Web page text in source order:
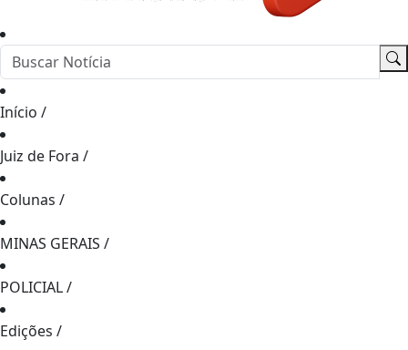
Início /
Juiz de Fora /
Colunas /
MINAS GERAIS /
POLICIAL/
Edições /